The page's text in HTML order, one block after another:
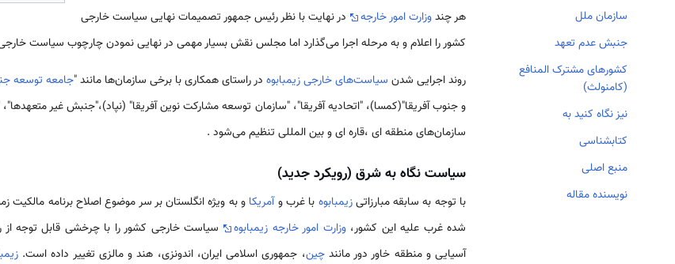
سازمان ملل
جنبش عدم تعهد
کشورهای مشترک المنافع
(کامنولث)
نیز نگاه کنید به
کتابشناسی
منبع اصلی
نویسنده مقاله
هر چندوزارت امور خارجه
در نهایت با نظر رئیس جمهور تصمیمات نهایی سیاست خارجی
کشور را اعلام و به مرحله اجرا می‌گذارد اما مجلس نقش بسیار مهمی در نهایی نمودن چارچوب سیاست
روند اجرایی شدن سیاست‌های خارجی زیمبابوه در راستای همکاری با برخی سازمان‌ها مانند "جامعه توسعه
سازمان‌های منطقه ای ،قاره ای و بین المللی تنظیم می‌شود .
سیاست نگاه به شرق (رویکرد جدید)
با توجه به سابقه مبارزاتیزیمبابوه با غرب وآمریکا و به ویژه انگلستان بر سر موضوع اصلاح برنامه مالکیت
شده غرب علیه این کشور،وزارت امور خارجه زیمبابوه
سیاست خارجی کشور را با چرخشی قابل توجه از
آسیایی و منطقه خاور دور مانندچین، جمهوری اسلامی ایران، اندونزی، هند و مالزی تغییر داده است.